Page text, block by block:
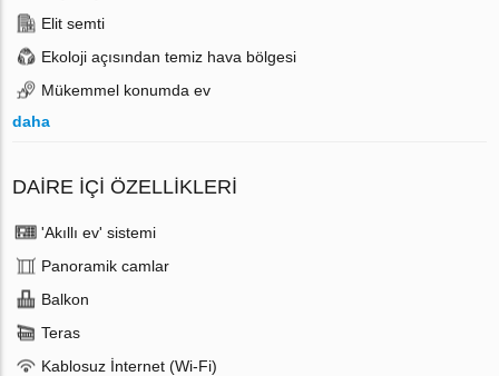
Elit semti
Ekoloji açısından temiz hava bölgesi
Mükemmel konumda ev
daha
DAIRE IÇI ÖZELLIKLERI
'Akıllı ev' sistemi
Panoramik camlar
Balkon
Teras
Kablosuz İnternet (Wi-Fi)